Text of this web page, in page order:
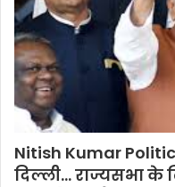
Nitish Kumar
दिल्ली… राज्यसभा के